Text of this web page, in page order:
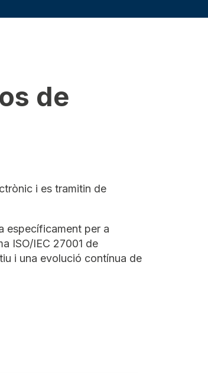
de
i es tramitin de
específicament per a
ISO/IEC 27001 de
i una evolució contínua de